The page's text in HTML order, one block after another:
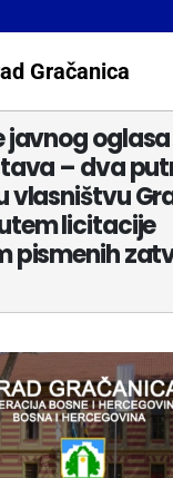
Gračanica
javnog
– dva
vlasništvu
licitacije
pismenih